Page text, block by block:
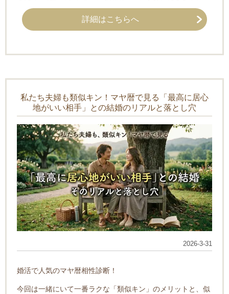
詳細はこちらへ
私たち夫婦も類似キン！マヤ暦で見る「最高に居心
地がいい相手」との結婚のリアルと落とし穴
2026-3-31
婚活で人気のマヤ暦相性診断！
今回は一緒にいて一番ラクな「類似キン」のメリットと、似